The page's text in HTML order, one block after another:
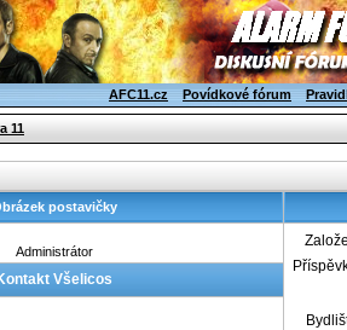
AFC11.cz Povídkové fórum
11
postavičky
Administrátor
Všelicos